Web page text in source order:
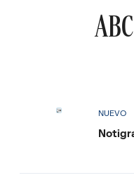
NUEVO